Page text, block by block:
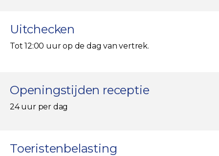
Uitchecken
Tot 12:00 uur op de dag van vertrek.
Openingstijden receptie
24 uur per dag
Toeristenbelasting